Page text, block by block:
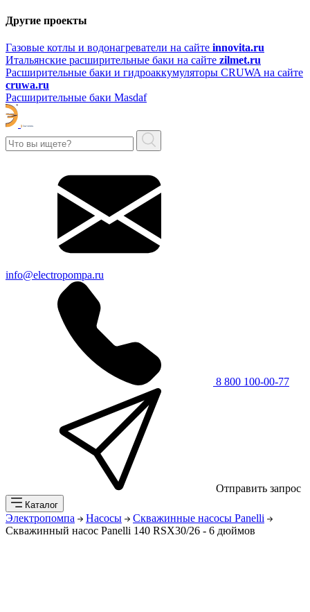
Другие проекты
Газовые котлы и водонагреватели на сайте innovita.ru
Итальянские расширительные баки на сайте zilmet.ru
Расширительные баки и гидроаккумуляторы CRUWA на сайте
cruwa.ru
Расширительные баки Masdaf
info@electropompa.ru
8 800 100-00-77
Отправить запрос
Каталог
Электропомпа Насосы
Скважинные насосы Panelli
Скважинный насос Panelli 140 RSX30/26 - 6 дюймов